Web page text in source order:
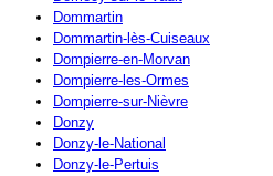
Dommartin
Dommartin-lès-Cuiseaux
Dompierre-en-Morvan
Dompierre-les-Ormes
Dompierre-sur-Nièvre
Donzy
Donzy-le-National
Donzy-le-Pertuis